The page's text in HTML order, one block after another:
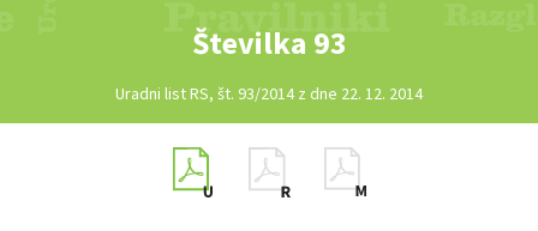
Številka 93
Uradni list RS, št. 93/2014 z dne 22. 12. 2014